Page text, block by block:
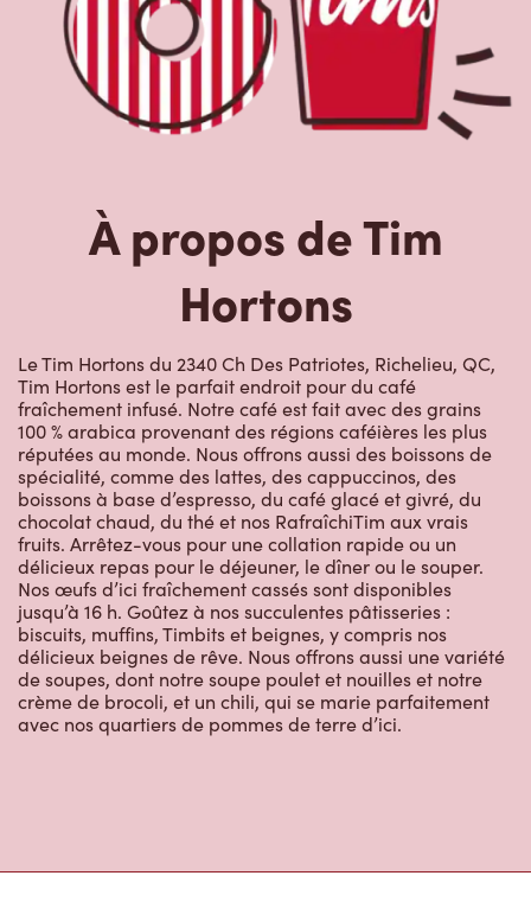
À propos de Tim
Hortons
Le Tim Hortons du 2340 Ch Des Patriotes, Richelieu, QC,
Tim Hortons est le parfait endroit pour du café
fraîchement infusé. Notre café est fait avec des grains
100 % arabica provenant des régions caféières les plus
réputées au monde. Nous offrons aussi des boissons de
spécialité, comme des lattes, des cappuccinos, des
boissons à base d’espresso, du café glacé et givré, du
chocolat chaud, du thé et nos RafraîchiTim aux vrais
fruits. Arrêtez-vous pour une collation rapide ou un
délicieux repas pour le déjeuner, le dîner ou le souper.
Nos œufs d’ici fraîchement cassés sont disponibles
jusqu’à 16 h. Goûtez à nos succulentes pâtisseries :
biscuits, muffins, Timbits et beignes, y compris nos
délicieux beignes de rêve. Nous offrons aussi une variété
de soupes, dont notre soupe poulet et nouilles et notre
crème de brocoli, et un chili, qui se marie parfaitement
avec nos quartiers de pommes de terre d’ici.